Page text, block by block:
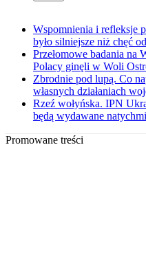
Wspomnienia i refleksje
było silniejsze niż chęć
Przełomowe badania na
Polacy ginęli w Woli
Zbrodnie pod lupą. Co
własnych działaniach
Rzeź wołyńska. IPN
będą wydawane
Promowane treści